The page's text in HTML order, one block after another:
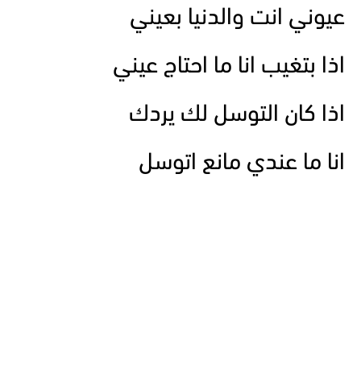
عيوني انت والدنيا بعيني
اذا بتغيب انا ما احتاج عيني
اذا كان التوسل لك يردك
انا ما عندي مانع اتوسل